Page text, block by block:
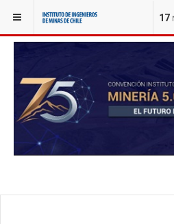
17
YOU ARE HERE: NOTICIAS